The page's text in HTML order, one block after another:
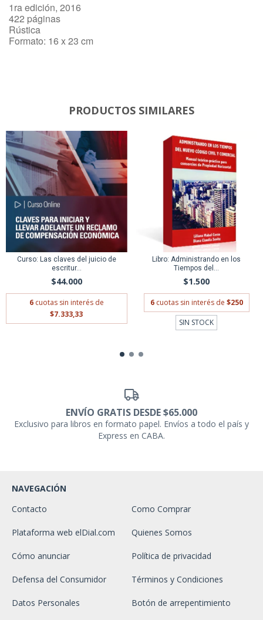
1ra edición, 2016
422 páginas
Rústica
Formato: 16 x 23 cm
PRODUCTOS SIMILARES
Curso: Las claves del juicio de
escritur...
$44.000
6 cuotas sin interés de
$7.333,33
Libro: Administrando en los
Tiempos del...
$1.500
6 cuotas sin interés de $250
SIN STOCK
ENVÍO GRATIS DESDE $65.000
Exclusivo para libros en formato papel. Envíos a todo el país y
Express en CABA.
NAVEGACIÓN
Contacto
Como Comprar
Plataforma web elDial.com Quienes Somos
Cómo anunciar Política de privacidad
Defensa del Consumidor Términos y Condiciones
Datos Personales Botón de arrepentimiento